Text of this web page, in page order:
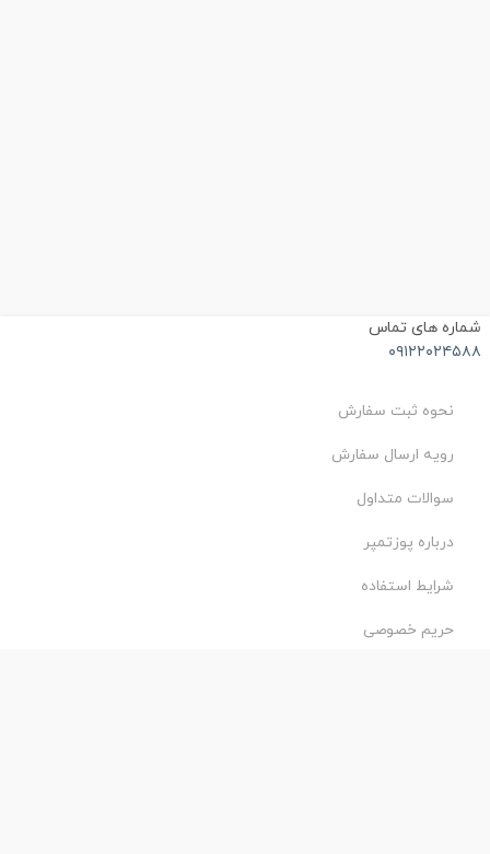
های تماس
نحوه ثبت سفارش
رویه ارسال سفارش
سوالات متداول
درباره پوزتمپر
شرایط استفاده
حریم خصوصی